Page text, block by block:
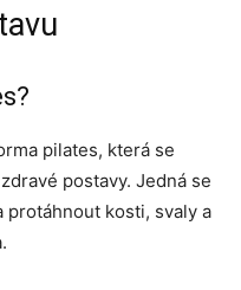
pilates, která se
postavy. Jedná se
protáhnout kosti, svaly a